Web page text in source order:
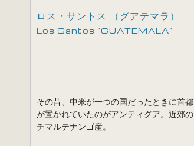
ロス・サントス （グアテマラ）
Los Santos ”GUATEMALA”
その昔、中米が一つの国だったときに首都
が置かれていたのがアンティグア。近郊の
チマルテナンゴ産。